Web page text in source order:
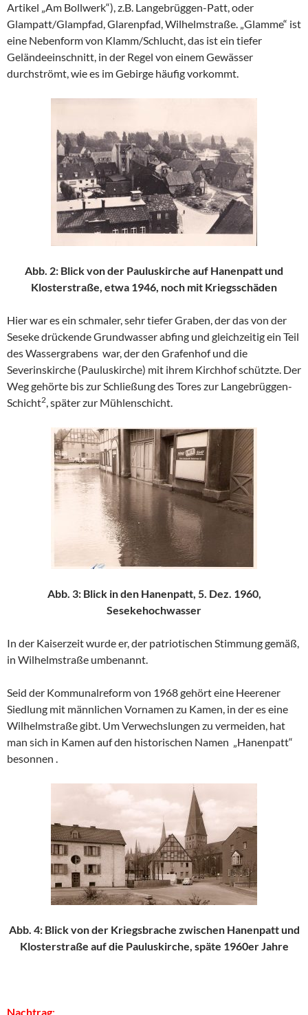
Artikel „Am Bollwerk“), z.B. Langebrüggen-Patt, oder
Glampatt/Glampfad, Glarenpfad, Wilhelmstraße. „Glamme“ ist
eine Nebenform von Klamm/Schlucht, das ist ein tiefer
Geländeeinschnitt, in der Regel von einem Gewässer
durchströmt, wie es im Gebirge häufig vorkommt.
Abb. 2: Blick von der Pauluskirche auf Hanenpatt und
Klosterstraße, etwa 1946, noch mit Kriegsschäden
Hier war es ein schmaler, sehr tiefer Graben, der das von der
Seseke drückende Grundwasser abfing und gleichzeitig ein Teil
des Wassergrabens war, der den Grafenhof und die
Severinskirche (Pauluskirche) mit ihrem Kirchhof schützte. Der
Weg gehörte bis zur Schließung des Tores zur Langebrüggen-
Schicht2, später zur Mühlenschicht.
Abb. 3: Blick in den Hanenpatt, 5. Dez. 1960,
Sesekehochwasser
In der Kaiserzeit wurde er, der patriotischen Stimmung gemäß,
in Wilhelmstraße umbenannt.
Seid der Kommunalreform von 1968 gehört eine Heerener
Siedlung mit männlichen Vornamen zu Kamen, in der es eine
Wilhelmstraße gibt. Um Verwechslungen zu vermeiden, hat
man sich in Kamen auf den historischen Namen „Hanenpatt“
besonnen .
Abb. 4: Blick von der Kriegsbrache zwischen Hanenpatt und
Klosterstraße auf die Pauluskirche, späte 1960er Jahre
Nachtrag: